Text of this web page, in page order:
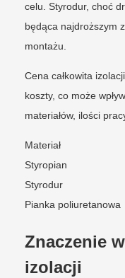
celu. Styrodur, choć
będąca najdroższym
montażu.
Cena całkowita
koszty, co może
materiałów, ilości
Materiał
Styropian
Styrodur
Pianka poliuretanowa
Znaczenie
izolacji